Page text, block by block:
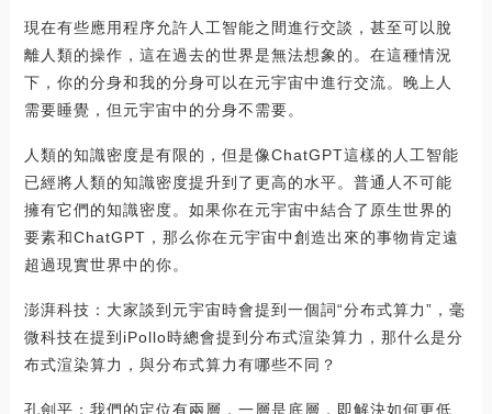
現在有些應用程序允許人工智能之間進行交談，甚至可以脫
離人類的操作，這在過去的世界是無法想象的。在這種情況
下，你的分身和我的分身可以在元宇宙中進行交流。晚上人
需要睡覺，但元宇宙中的分身不需要。
人類的知識密度是有限的，但是像ChatGPT這樣的人工智能
已經將人類的知識密度提升到了更高的水平。普通人不可能
擁有它們的知識密度。如果你在元宇宙中結合了原生世界的
要素和ChatGPT，那么你在元宇宙中創造出來的事物肯定遠
超過現實世界中的你。
澎湃科技：大家談到元宇宙時會提到一個詞“分布式算力”，毫
微科技在提到iPollo時總會提到分布式渲染算力，那什么是分
布式渲染算力，與分布式算力有哪些不同？
孔劍平：我們的定位有兩層，一層是底層，即解決如何更低